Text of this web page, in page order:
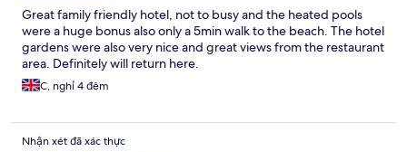
Great family friendly hotel, not to busy and the heated pools
were a huge bonus also only a 5min walk to the beach. The hotel
gardens were also very nice and great views from the restaurant
area. Definitely will return here.
C, nghỉ 4 đêm
Nhận xét đã xác thực